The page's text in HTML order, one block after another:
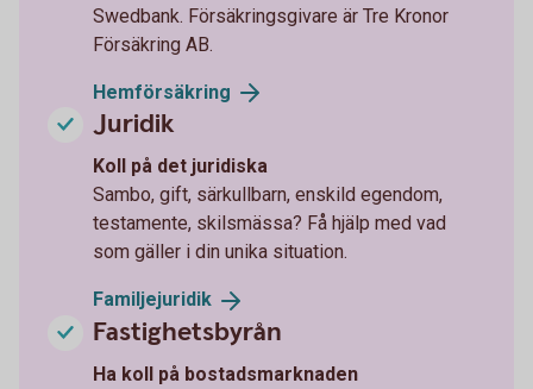
Swedbank. Försäkringsgivare är Tre Kronor
Försäkring AB.
Hemförsäkring
Juridik
Koll på det juridiska
Sambo, gift, särkullbarn, enskild egendom,
testamente, skilsmässa? Få hjälp med vad
som gäller i din unika situation.
Familjejuridik
Fastighetsbyrån
Ha koll på bostadsmarknaden